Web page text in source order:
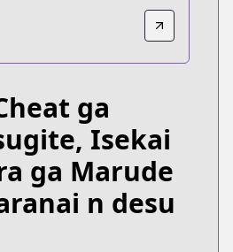
earthstar.jp/detail/
ga
Isekai
ga Marude
n desu